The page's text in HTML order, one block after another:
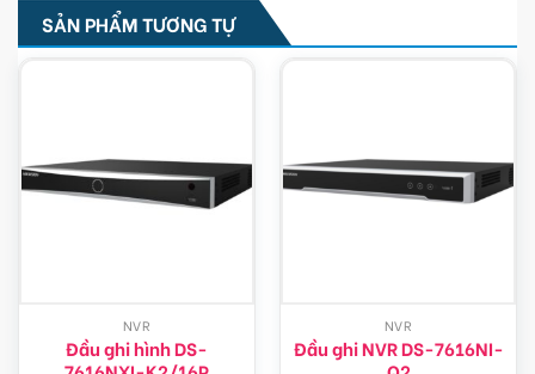
SẢN PHẨM TƯƠNG TỰ
NVR
Đầu ghi hình DS-
NVR
Đầu ghi NVR DS-7616NI-